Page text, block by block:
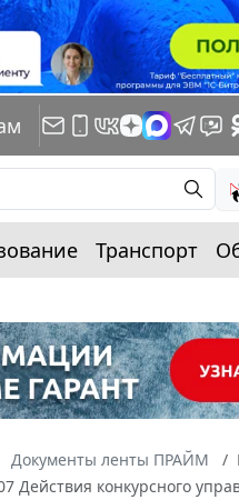
Транспорт
Документы ленты ПРАЙМ
Действия конкурсного